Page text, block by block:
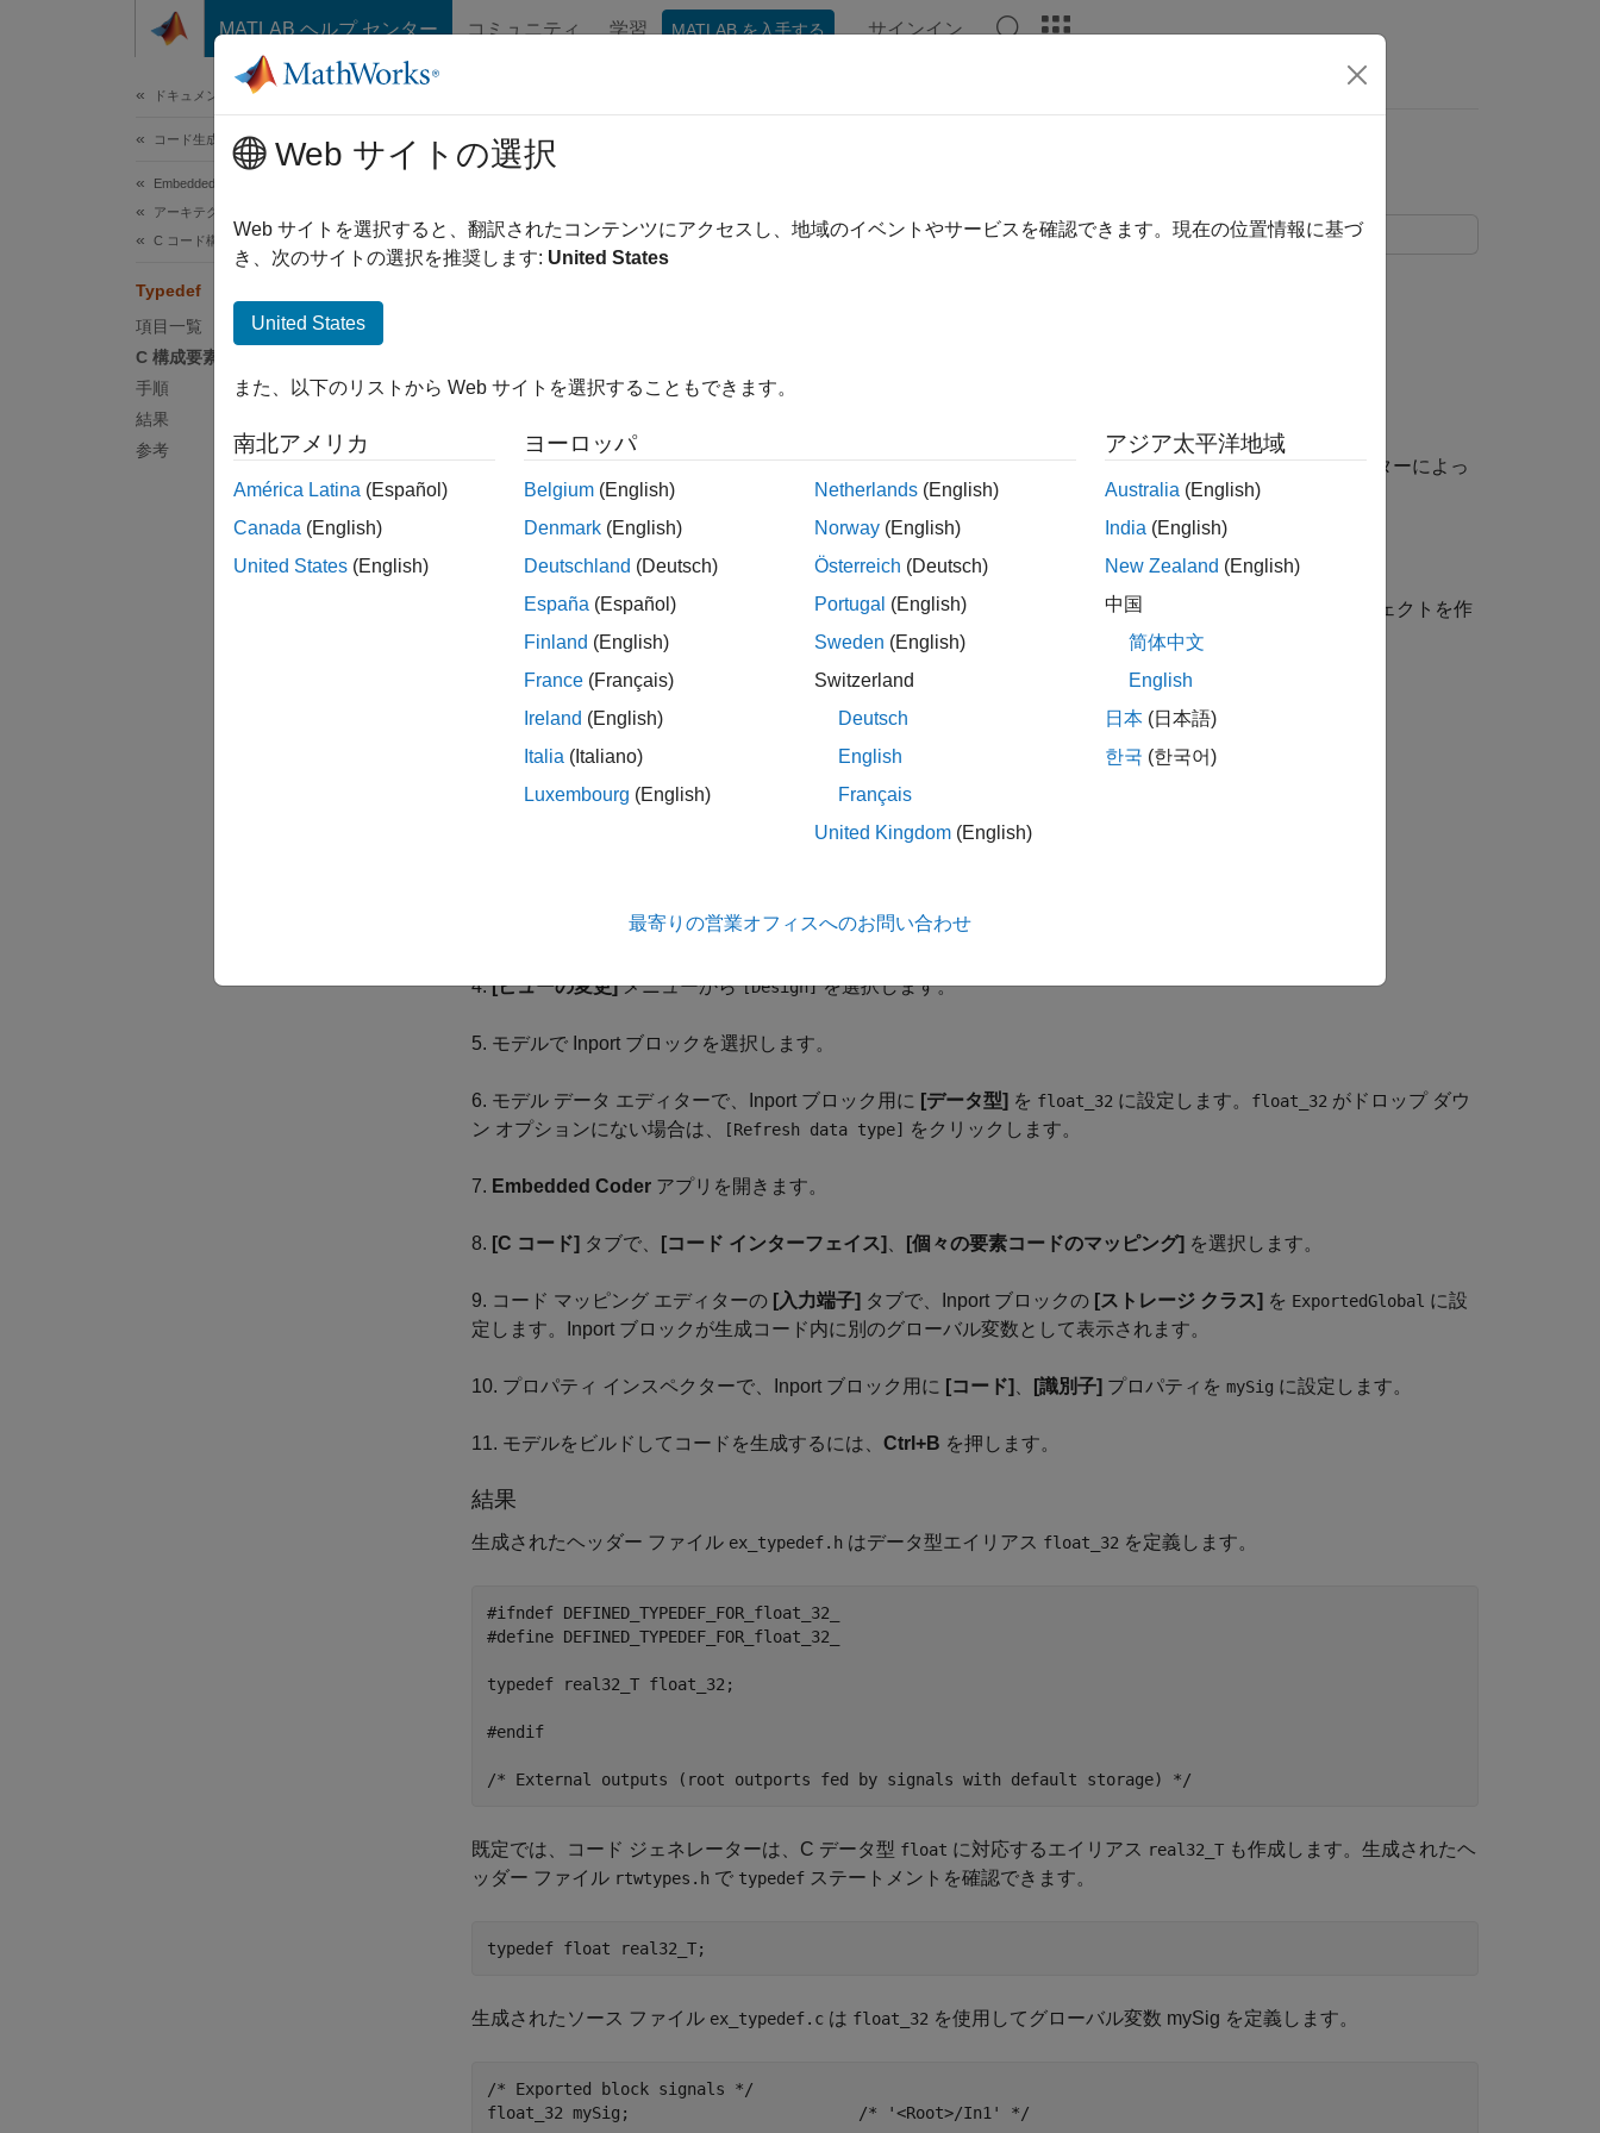
コンテンツへスキップ
MATLAB ヘルプ センター コミュニティ 学習 MATLAB を入手する サインイン
ドキュメンテーションのホーム
コード生成
Embedded Coder
アーキテクチャとコンポーネントの設計
C コード構成要素のモデル化パターン
Typedef
項目一覧
C 構成要素
手順
結果
参考
Typedef
typedef ステートメントを生成してデータ型エイリアスを作成します。
Simulink® でデータ型エイリアスを作成するには、Simulink.AliasType
を使用します。コード ジェネレーターによっ
て生成されたコードにtypedef ステートメントが作成されます。
は、C データ型
1. コマンド プロンプトで、 のエイリアスを表すfloat_32 という名前の
オブジェクトを作
成します。
float_32 = Simulink.AliasType('single');
2. モデル例ex_typedef
3. モデル データ エディターで、[入力端子/出力端子]タブを開きます。
4.[ビューの変更]メニューから[Design]を選択します。
5. モデルで Inport ブロックを選択します。
6. モデル データ エディターで、Inport ブロック用に [データ型] を float_32 に設定します。 float_32 がドロップ ダウ
ン オプションにない場合は、
[Refresh data type] をクリックします。
7. Embedded Coder アプリを開きます。
8. [C コード] タブで、 [コード インターフェイス] [個々の要素コードのマッピング] を選択します。
9. コード マッピング エディターの [入力端子] タブで、Inport ブロックの [ストレージ クラス] を ExportedGlobal に設
定します。Inport ブロックが生成コード内に別のグローバル変数として表示されます。
10. プロパティ インスペクターで、Inport ブロック用に [コード] [識別子] プロパティを mySig に設定します。
11. モデルをビルドしてコードを生成するには、 Ctrl+B を押します。
結果
生成されたヘッダー ファイル ex_typedef.h はデータ型エイリアス float_32 を定義します。
#ifndef DEFINED_TYPEDEF_FOR_float_32_
#define DEFINED_TYPEDEF_FOR_float_32_
typedef real32_T float_32;
#endif
既定では、コード ジェネレーターは、C データ型 float に対応するエイリアス real32_T も作成します。生成されたヘ
ッダー ファイル rtwtypes.h で typedef ステートメントを確認できます。
生成されたソース ファイル ex_typedef.c は float_32 を使用してグローバル変数 mySig を定義します。
/* Exported block signals */
float_32 mySig;                        /* '<Root>/In1' */
Web サイトの選択
Web サイトを選択すると、翻訳されたコンテンツにアクセスし、地域のイベントやサービスを確認できます。現在の位置情報に基づ
き、次のサイトの選択を推奨します: United States
United States
また、以下のリストから Web サイトを選択することもできます。
南北アメリカ
América Latina (Español)
Canada (English)
United States (English)
ヨーロッパ
Belgium (English)
Denmark (English)
Deutschland (Deutsch)
España (Español)
Finland (English)
France (Français)
Ireland (English)
Italia (Italiano)
Luxembourg (English)
Netherlands (English)
Norway (English)
Österreich (Deutsch)
Portugal (English)
Sweden (English)
Switzerland
Deutsch
English
Français
United Kingdom (English)
アジア太平洋地域
Australia (English)
India (English)
New Zealand (English)
中国
简体中文
English
日本 (日本語)
한국 (한국어)
最寄りの営業オフィスへのお問い合わせ